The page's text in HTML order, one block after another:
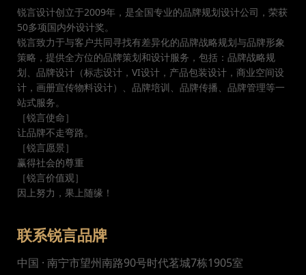
锐言设计创立于2009年，是全国专业的品牌规划设计公司，荣获
50多项国内外设计奖。
锐言致力于与客户共同寻找有差异化的品牌战略规划与品牌形象
策略，提供全方位的品牌策划和设计服务，包括：品牌战略规
划、品牌设计（标志设计，VI设计，产品包装设计，商业空间设
计，画册宣传物料设计）、品牌培训、品牌传播、品牌管理等一
站式服务。
［锐言使命］
让品牌不走弯路。
［锐言愿景］
赢得社会的尊重
［锐言价值观］
因上努力，果上随缘！
联系锐言品牌
中国 · 南宁市望州南路90号时代茗城7栋1905室